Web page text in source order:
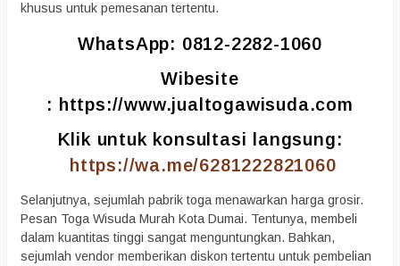
khusus untuk pemesanan tertentu.
WhatsApp: 0812-2282-1060
Wibesite
: https://www.jualtogawisuda.com
Klik untuk konsultasi langsung:
https://wa.me/6281222821060
Selanjutnya, sejumlah pabrik toga menawarkan harga grosir.
Pesan Toga Wisuda Murah Kota Dumai. Tentunya, membeli
dalam kuantitas tinggi sangat menguntungkan. Bahkan,
sejumlah vendor memberikan diskon tertentu untuk pembelian